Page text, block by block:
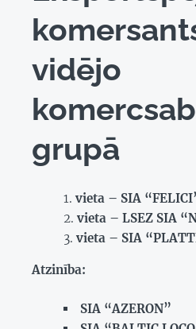
vidējo
grupā
vieta – SIA
vieta – LSEZ SIA
vieta – SIA
Atzinība:
SIA “AZERON”